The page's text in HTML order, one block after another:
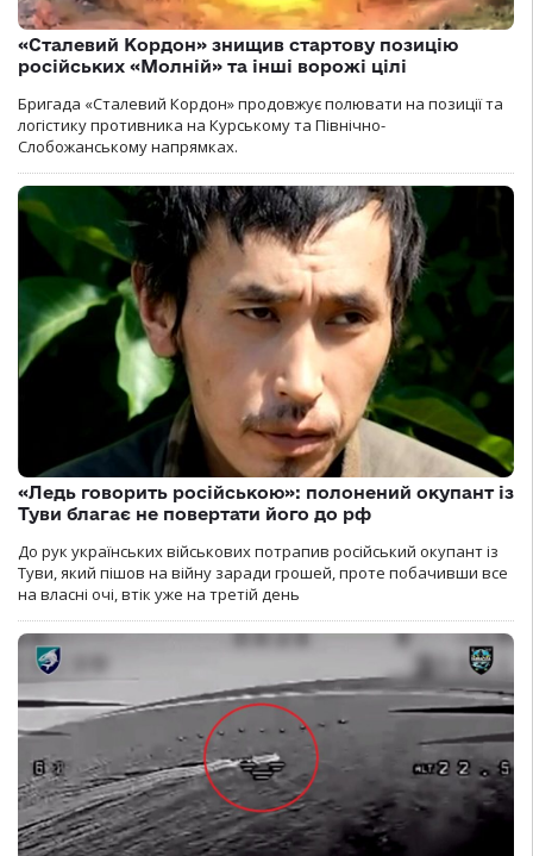
«Сталевий Кордон» знищив стартову позицію
російських «Молній» та інші ворожі цілі
Бригада «Сталевий Кордон» продовжує полювати на позиції та
логістику противника на Курському та Північно-
Слобожанському напрямках.
«Ледь говорить російською»: полонений окупант із
Туви благає не повертати його до рф
До рук українських військових потрапив російський окупант із
Туви, який пішов на війну заради грошей, проте побачивши все
на власні очі, втік уже на третій день